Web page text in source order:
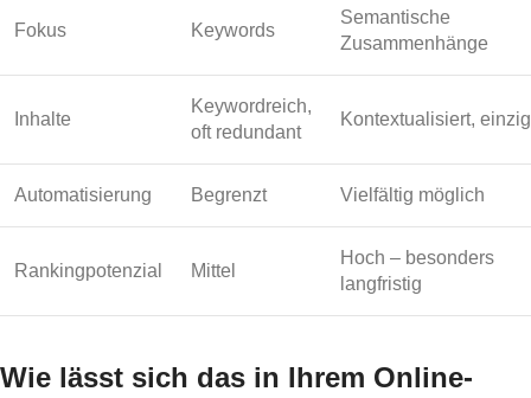
Fokus Keywords
Semantische
Zusammenhänge
Inhalte
Keywordreich,
oft redundant
Kontextualisiert,
Automatisierung Begrenzt Vielfältig möglich
Rankingpotenzial Mittel
Hoch – besonders
langfristig
Wie lässt sich das in Ihrem Online-